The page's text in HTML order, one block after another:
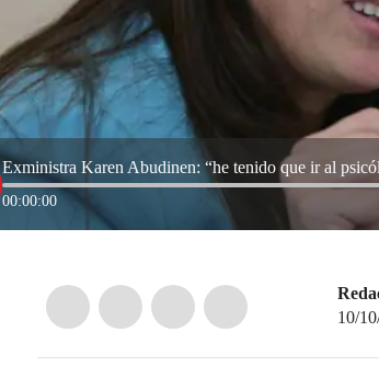
Exministra Karen Abudinen: “he tenido que ir al
00:00:00
10/